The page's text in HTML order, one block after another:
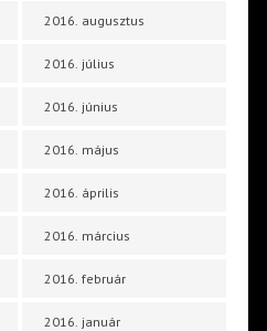
2016. augusztus
2016. július
2016. június
2016. május
2016. április
2016. március
2016. február
2016. január